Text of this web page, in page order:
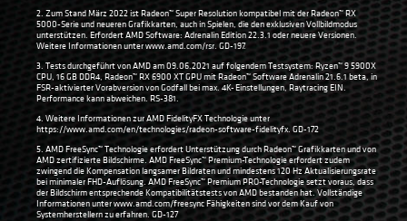
2. Zum Stand März 2022 ist Radeon™ Super Resolution kompatibel mit der Radeon™ RX
5000-Serie und neueren Grafikkarten, auch in Spielen, die den exklusiven Vollbildmodus
unterstützen. Erfordert AMD Software: Adrenalin Edition 22.3.1 oder neuere Versionen.
Weitere Informationen unterwww.amd.com/rsr. GD-197.
3. Tests durchgeführt von AMD am 09.06.2021 auf folgendem Testsystem: Ryzen™ 9 5900X
CPU, 16 GB DDR4, Radeon™ RX 6900 XT GPU mit Radeon™ Software Adrenalin 21.6.1 beta, in
FSR-aktivierter Vorabversion von Godfall bei max. 4K-Einstellungen, Raytracing EIN.
Performance kann abweichen. RS-381.
4. Weitere Informationen zur AMD FidelityFX Technologie unter
https://www.amd.com/en/technologies/radeon-software-fidelityfx. GD-172
5. AMD FreeSync™ Technologie erfordert Unterstützung durch Radeon™ Grafikkarten und von
AMD zertifizierte Bildschirme. AMD FreeSync™ Premium-Technologie erfordert zudem
zwingend die Kompensation langsamer Bildraten und mindestens 120 Hz Aktualisierungsrate
bei minimaler FHD-Auflösung. AMD FreeSync™ Premium PRO-Technologie setzt voraus, dass
der Bildschirm entsprechende Kompatibilitätstests von AMD bestanden hat. Vollständige
Informationen unterwww.amd.com/freesyncFähigkeiten sind vor dem Kauf von
Systemherstellern zu erfahren. GD-127